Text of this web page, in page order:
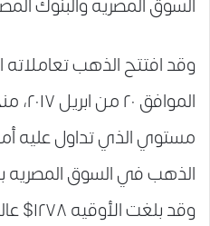
وقد افتتح الذهب
مستوي الذي تداول عليه
الذهب في السوق المصريه
وقد بلغت الأوقيه ١٢٧٨$ عالمياً.